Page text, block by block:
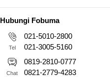
Hubungi Fobuma
Tel
021-5010-2800
021-3005-5160
Chat
0819-2810-0777
0821-2779-4283